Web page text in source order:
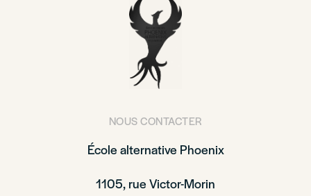
NOUS CONTACTER
École alternative Phoenix
1105, rue Victor-Morin